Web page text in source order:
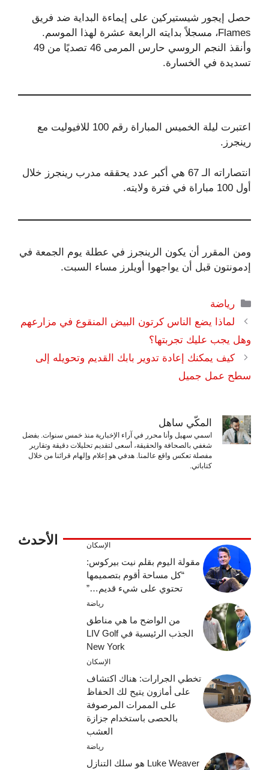
حصل إيجور شيستيركين على إيماءة البداية ضد فريق
Flames، مسجلاً بدايته الرابعة عشرة لهذا الموسم.
وأنقذ النجم الروسي حارس المرمى 46 تصديًا من 49
تسديدة في الخسارة.
اعتبرت ليلة الخميس المباراة رقم 100 للافيوليت مع
رينجرز.
انتصاراته الـ 67 هي أكبر عدد يحققه مدرب رينجرز خلال
أول 100 مباراة في فترة ولايته.
ومن المقرر أن يكون الرينجرز في عطلة يوم الجمعة في
إدمونتون قبل أن يواجهوا أويلرز مساء السبت.
التصنيفات
رياضة
لماذا يضع الناس كرتون البيض المنقوع في مزارعهم
وهل يجب عليك تجربتها؟
كيف يمكنك إعادة تدوير بابك القديم وتحويله إلى
سطح عمل جميل
المكّي ساهل
اسمي سهيل وأنا محرر في آراء الإخبارية منذ خمس سنوات. بفضل
شغفي بالصحافة والحقيقة، أسعى لتقديم تحليلات دقيقة وتقارير
مفصلة تعكس واقع عالمنا. هدفي هو إعلام وإلهام قرائنا من خلال
كتاباتي.
الأحدث الإسكان
مقولة اليوم بقلم نيت بيركوس:
“كل مساحة أقوم بتصميمها
تحتوي على شيء قديم…”
رياضة
من الواضح ما هي مناطق
الجذب الرئيسية في LIV Golf
New York
الإسكان
تخطي الجرارات: هناك اكتشاف
على أمازون يتيح لك الحفاظ
على الممرات المرصوفة
بالحصى باستخدام جزازة
العشب
رياضة
Luke Weaver هو سلك التنازل